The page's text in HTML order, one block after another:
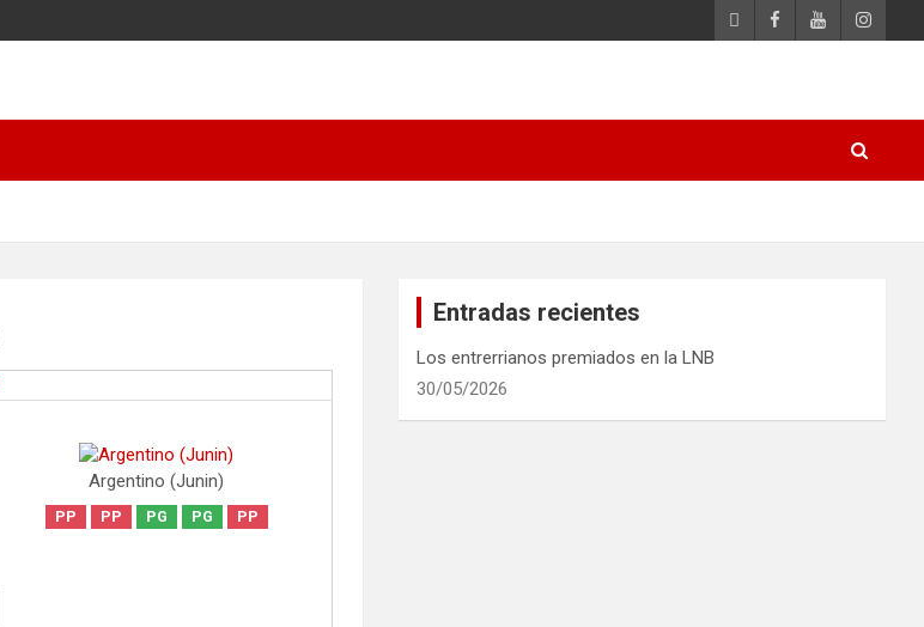
Argentino (Junin)
PP PP PG PG PP
Entradas recientes
Los entrerrianos premiados en la LNB
30/05/2026